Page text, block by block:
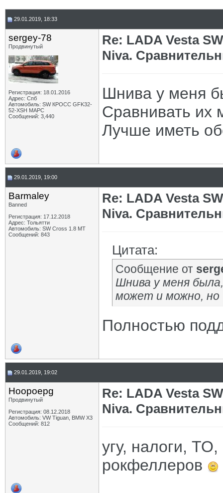
29.01.2019, 18:33
sergey-78
Продвинутый
Регистрация: 18.01.2016
Адрес: Спб
Автомобиль: SW КРОСС GFK32-
52-XSH МАРС
Сообщений: 3,440
Re: LADA Vesta
Niva.
Шнива у меня
Сравнивать их
Лучше иметь
29.01.2019, 19:00
Barmaley
Banned
Регистрация: 17.12.2018
Адрес: Тольятти
Автомобиль: SW Cross 1.8 MТ
Сообщений: 843
Re: LADA Vesta
Niva.
Цитата:
Сообщение от
Шнива у меня
может и можно, но
Полностью
29.01.2019, 19:02
Hoopoepg
Продвинутый
Регистрация: 08.12.2018
Автомобиль: VW Tiguan, BMW X3
Сообщений: 812
Re: LADA Vesta
Niva.
угу, налоги,
рокфеллеров